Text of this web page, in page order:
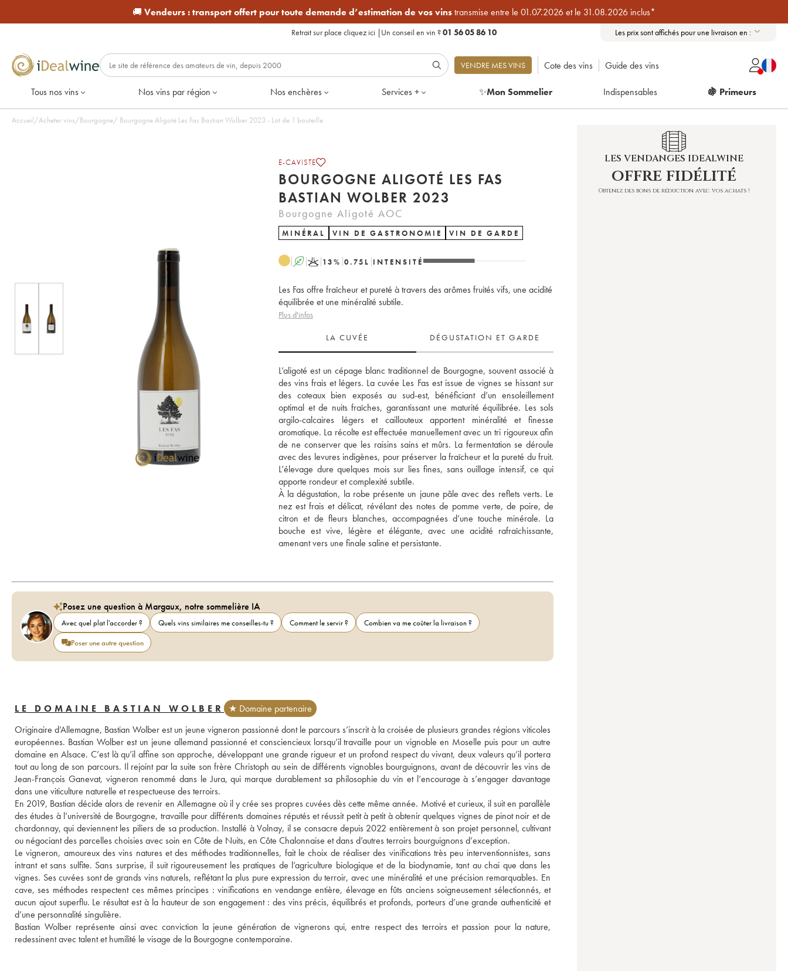
🚚 Vendeurs :transport offert pour toute demande d’estimation de vos vinstransmise entre le 01.07.2026 et le 31.08.2026 inclus*
Retrait sur place cliquez ici | Un conseil en vin ?01 56 05 86 10 Les prix sont affichés pour une livraison en :
VENDRE MES VINS Cote des vins Guide des vins
Tous nos vins Nos vins par région Nos enchères Services + ✨Mon Sommelier Indispensables 🍇 Primeurs
Accueil/Acheter vins/Bourgogne/ Bourgogne Aligoté Les Fas Bastian Wolber 2023 - Lot de 1 bouteille
E-CAVISTE
BOURGOGNE ALIGOTÉ LES FAS
BASTIAN WOLBER 2023
Bourgogne Aligoté AOC
MINÉRAL VIN DE GASTRONOMIE VIN DE GARDE
A K 13% 0.75 L INTENSITÉ
Les Fas offre fraîcheur et pureté à travers des arômes fruités vifs, une acidité
équilibrée et une minéralité subtile.
Plus d'infos
LA CUVÉE DÉGUSTATION ET GARDE
L’aligoté est un cépage blanc traditionnel de Bourgogne, souvent associé à
des vins frais et légers. La cuvée Les Fas est issue de vignes se hissant sur
des coteaux bien exposés au sud-est, bénéficiant d’un ensoleillement
optimal et de nuits fraîches, garantissant une maturité équilibrée. Les sols
argilo-calcaires légers et caillouteux apportent minéralité et finesse
aromatique. La récolte est effectuée manuellement avec un tri rigoureux afin
de ne conserver que les raisins sains et mûrs. La fermentation se déroule
avec des levures indigènes, pour préserver la fraîcheur et la pureté du fruit.
L’élevage dure quelques mois sur lies fines, sans ouillage intensif, ce qui
apporte rondeur et complexité subtile.
À la dégustation, la robe présente un jaune pâle avec des reflets verts. Le
nez est frais et délicat, révélant des notes de pomme verte, de poire, de
citron et de fleurs blanches, accompagnées d’une touche minérale. La
bouche est vive, légère et élégante, avec une acidité rafraîchissante,
amenant vers une finale saline et persistante.
Posez une question à Margaux, notre sommelière IA
Avec quel plat l'accorder ? Quels vins similaires me conseilles-tu ? Comment le servir ?
Combien va me coûter la livraison ?
Poser une autre question
LE DOMAINE BASTIAN WOLBER
★ Domaine partenaire
Originaire d’Allemagne, Bastian Wolber est un jeune vigneron passionné dont le parcours s’inscrit à la croisée de plusieurs grandes régions viticoles
européennes. Bastian Wolber est un jeune allemand passionné et consciencieux lorsqu’il travaille pour un vignoble en Moselle puis pour un autre
domaine en Alsace. C’est là qu’il affine son approche, développant une grande rigueur et un profond respect du vivant, deux valeurs qu’il portera
tout au long de son parcours. Il rejoint par la suite son frère Christoph au sein de différents vignobles bourguignons, avant de découvrir les vins de
Jean-François Ganevat, vigneron renommé dans le Jura, qui marque durablement sa philosophie du vin et l’encourage à s’engager davantage
dans une viticulture naturelle et respectueuse des terroirs.
En 2019, Bastian décide alors de revenir en Allemagne où il y crée ses propres cuvées dès cette même année. Motivé et curieux, il suit en parallèle
des études à l’université de Bourgogne, travaille pour différents domaines réputés et réussit petit à petit à obtenir quelques vignes de pinot noir et de
chardonnay, qui deviennent les piliers de sa production. Installé à Volnay, il se consacre depuis 2022 entièrement à son projet personnel, cultivant
ou négociant des parcelles choisies avec soin en Côte de Nuits, en Côte Chalonnaise et dans d’autres terroirs bourguignons d’exception.
Le vigneron, amoureux des vins natures et des méthodes traditionnelles, fait le choix de réaliser des vinifications très peu interventionnistes, sans
intrant et sans sulfite. Sans surprise, il suit rigoureusement les pratiques de l’agriculture biologique et de la biodynamie, tant au chai que dans les
vignes. Ses cuvées sont de grands vins naturels, reflétant la plus pure expression du terroir, avec une minéralité et une précision remarquables. En
cave, ses méthodes respectent ces mêmes principes : vinifications en vendange entière, élevage en fûts anciens soigneusement sélectionnés, et
aucun ajout superflu. Le résultat est à la hauteur de son engagement : des vins précis, équilibrés et profonds, porteurs d’une grande authenticité et
d’une personnalité singulière.
Bastian Wolber représente ainsi avec conviction la jeune génération de vignerons qui, entre respect des terroirs et passion pour la nature,
redessinent avec talent et humilité le visage de la Bourgogne contemporaine.
LES VENDANGES IDEALWINE
offre fidélité
Obtenez des bons de réduction avec vos achats !